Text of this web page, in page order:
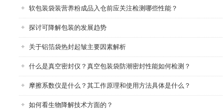
软包装袋装营养粉成品入仓前应关注检测哪些性能？
探讨可降解包装的发展趋势
关于铝箔袋热封起皱主要因素解析
什么是真空密封仪？真空包装袋防潮密封性能如何检测？
摩擦系数仪是什么？其工作原理和使用方法具体是什么？
如何看生物降解技术方面的？